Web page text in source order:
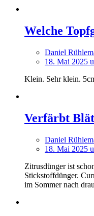
Welche
Daniel
18. Mai 2025
Klein. Sehr klein.
Verfärbt
Daniel
18. Mai 2025
Zitrusdünger ist
Stickstoffdünger.
im Sommer nach